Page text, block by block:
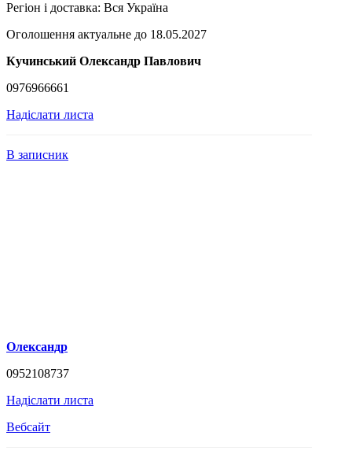
Регіон і доставка: Вся Україна
Оголошення актуальне до 18.05.2027
Кучинський Олександр Павлович
0976966661
Надіслати листа
В записник
Олександр
0952108737
Надіслати листа
Вебсайт